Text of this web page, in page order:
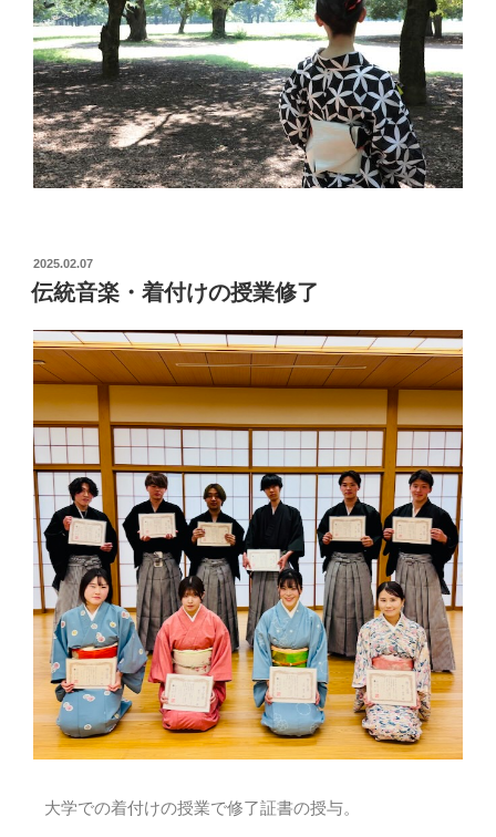
2025.02.07
伝統音楽・着付けの授業修了
大学での着付けの授業で修了証書の授与。